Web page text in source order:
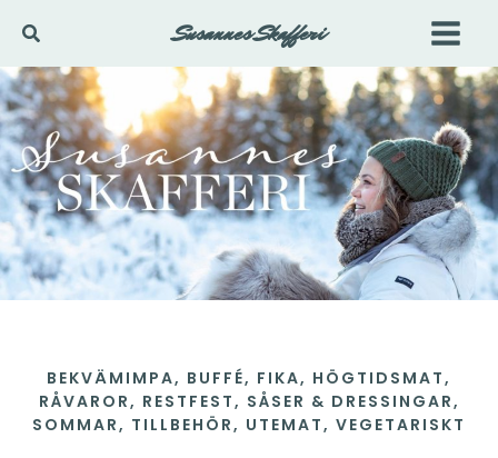
innehåll
Sök Susannes Skafferi
BEKVÄMIMPA, BUFFÉ, FIKA, HÖGTIDSMAT,
RÅVAROR, RESTFEST, SÅSER & DRESSINGAR,
SOMMAR, TILLBEHÖR, UTEMAT, VEGETARISKT